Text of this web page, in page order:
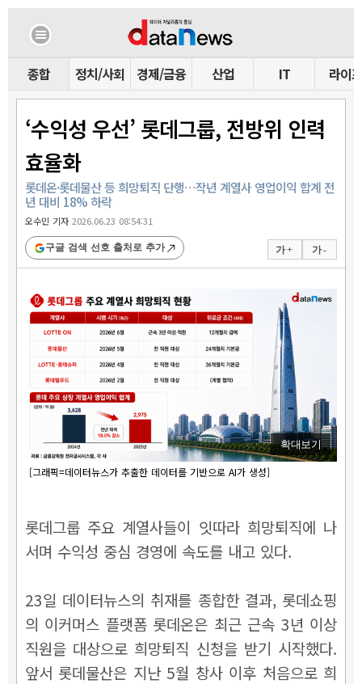
종합 정치/사회 경제/금융 산업 IT 라이프
‘수익성 우선’ 롯데그룹, 전방위 인력
효율화
롯데온·롯데물산 등 희망퇴직 단행…작년 계열사 영업이익 합계 전
년 대비 18% 하락
오수민 기자2026.06.23 08:54:31
가 + 가 -
구글 검색 선호 출처로 추가
확대보기
[그래픽=데이터뉴스가 추출한 데이터를 기반으로 AI가 생성]
롯데그룹 주요 계열사들이 잇따라 희망퇴직에 나
서며 수익성 중심 경영에 속도를 내고 있다.
23일 데이터뉴스의 취재를 종합한 결과, 롯데쇼핑
의 이커머스 플랫폼 롯데온은 최근 근속 3년 이상
직원을 대상으로 희망퇴직 신청을 받기 시작했다.
앞서 롯데물산은 지난 5월 창사 이후 처음으로 희